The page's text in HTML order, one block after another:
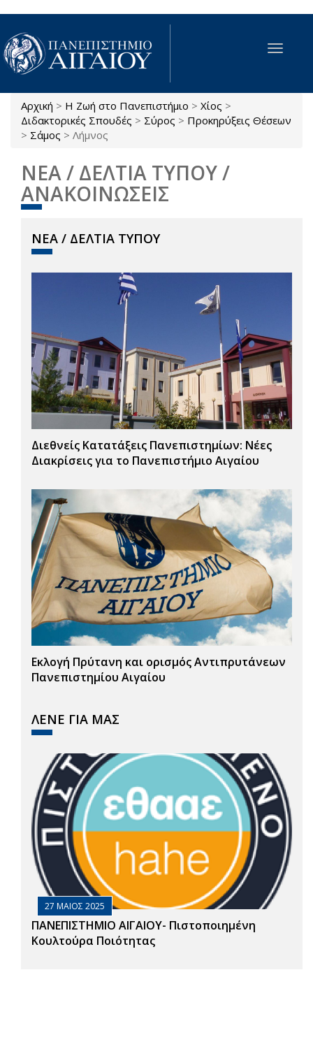
Παράκαμψη προς το κυρίως περιεχόμενο
Toggle
Είστε εδώ
Αρχική > Η Ζωή στο Πανεπιστήμιο > Χίος >
Διδακτορικές Σπουδές > Σύρος > Προκηρύξεις Θέσεων
> Σάμος > Λήμνος
ΝΕΑ / ΔΕΛΤΙΑ ΤΥΠΟΥ /
ΑΝΑΚΟΙΝΩΣΕΙΣ
ΝΕΑ / ΔΕΛΤΙΑ ΤΥΠΟΥ
Διεθνείς Κατατάξεις Πανεπιστημίων: Νέες
Διακρίσεις για το Πανεπιστήμιο Αιγαίου
Εκλογή Πρύτανη και ορισμός Αντιπρυτάνεων
Πανεπιστημίου Αιγαίου
ΛΕΝΕ ΓΙΑ ΜΑΣ
27 ΜΑΙΟΣ 2025
ΠΑΝΕΠΙΣΤΗΜΙΟ ΑΙΓΑΙΟΥ- Πιστοποιημένη
Κουλτούρα Ποιότητας